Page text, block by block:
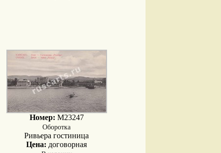
Номер: M23247
Оборотка
Ривьера гостиница
Цена: договорная